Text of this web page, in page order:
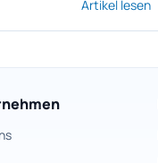
Artikel lesen